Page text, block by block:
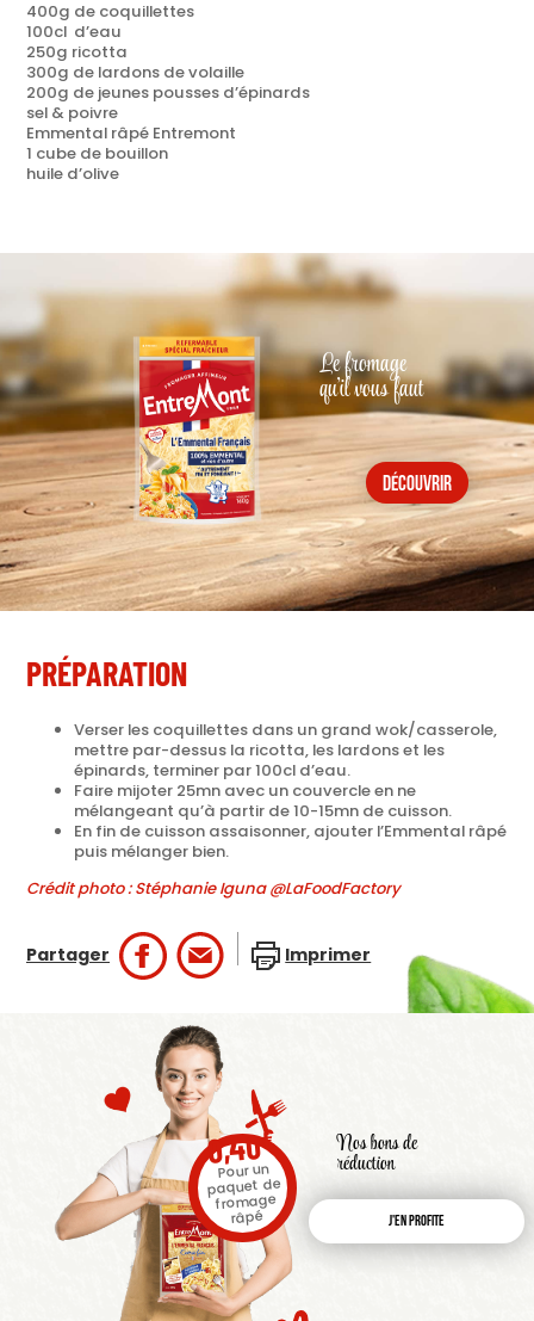
400g de coquillettes
100cl d’eau
250g ricotta
300g de lardons de volaille
200g de jeunes pousses d’épinards
sel & poivre
Emmental râpé Entremont
1 cube de bouillon
huile d’olive
Le fromage
qu'il vous faut
découvrir
PRÉPARATION
Verser les coquillettes dans un grand wok/casserole,
mettre par-dessus la ricotta, les lardons et les
épinards, terminer par 100cl d’eau.
Faire mijoter 25mn avec un couvercle en ne
mélangeant qu’à partir de 10-15mn de cuisson.
En fin de cuisson assaisonner, ajouter l’Emmental râpé
puis mélanger bien.
Crédit photo : Stéphanie Iguna @LaFoodFactory
Partager Imprimer
0,40€
Pour un
paquet de
fromage
râpé
Nos bons de
réduction
J'en profite